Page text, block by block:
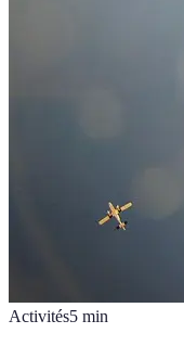
Activités5 min